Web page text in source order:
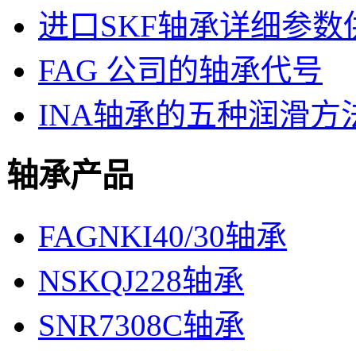
进口SKF轴承详细参
FAG 公司的轴承代号
INA轴承的五种润滑方
轴承产品
FAGNKI40/30轴承
NSKQJ228轴承
SNR7308C轴承